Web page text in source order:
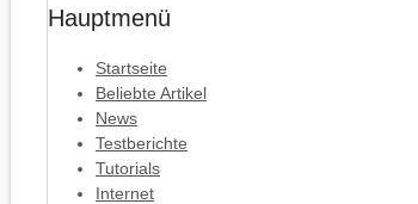
Hauptmenü
Startseite
Beliebte Artikel
News
Testberichte
Tutorials
Internet